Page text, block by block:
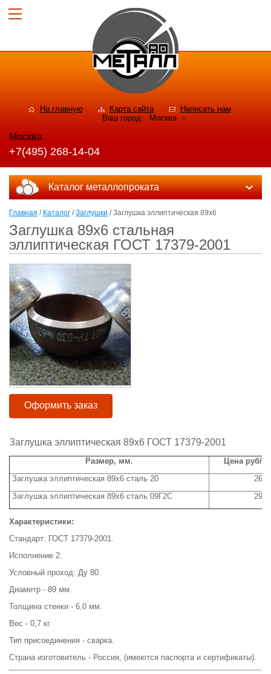
На главную Карта сайта
Написать нам
Ваш город:
Москва
Москва
+7(495) 268-14-04
Каталог металлопроката
Главная / Каталог /Заглушки / Заглушка эллиптическая 89х6
Заглушка 89х6 стальная
эллиптическая ГОСТ 17379-2001
Оформить заказ
Заглушка эллиптическая 89х6 ГОСТ 17379-2001
Размер, мм.
Цена руб/
Заглушка эллиптическая 89х6 сталь 20
260
Заглушка эллиптическая 89х6 сталь 09Г2С
290
Характеристики:
Стандарт: ГОСТ 17379-2001.
Исполнение 2.
Условный проход: Ду 80.
Диаметр - 89 мм.
Толщина стенки - 6,0 мм.
Вес - 0,7 кг.
Тип присоединения - сварка.
Страна изготовитель - Россия, (имеются паспорта и сертификаты).